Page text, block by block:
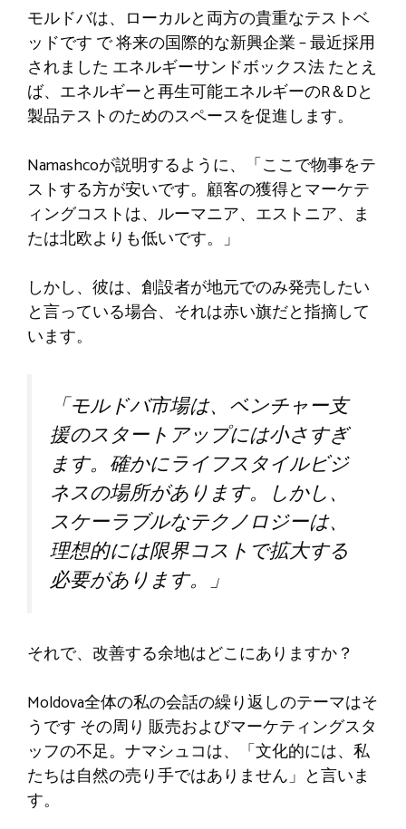
モルドバは、ローカルと両方の貴重なテストベ
ッドです で将来の国際的な新興企業–最近採用
されました エネルギーサンドボックス法たとえ
ば、エネルギーと再生可能エネルギーのR＆Dと
製品テストのためのスペースを促進します。
Namashcoが説明するように、「ここで物事をテ
ストする方が安いです。顧客の獲得とマーケテ
ィングコストは、ルーマニア、エストニア、ま
たは北欧よりも低いです。」
しかし、彼は、創設者が地元でのみ発売したい
と言っている場合、それは赤い旗だと指摘して
います。
「モルドバ市場は、ベンチャー支
援のスタートアップには小さすぎ
ます。確かにライフスタイルビジ
ネスの場所があります。しかし、
スケーラブルなテクノロジーは、
理想的には限界コストで拡大する
必要があります。」
それで、改善する余地はどこにありますか？
Moldova全体の私の会話の繰り返しのテーマはそ
うです その周り 販売およびマーケティングスタ
ッフの不足。ナマシュコは、「文化的には、私
たちは自然の売り手ではありません」と言いま
す。